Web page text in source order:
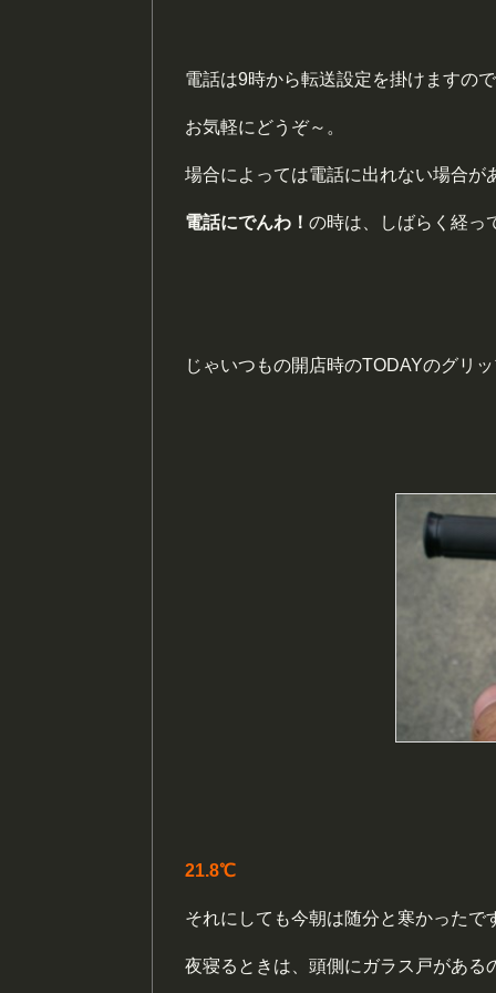
電話は9時から転送設定を掛けますの
お気軽にどうぞ～。
場合によっては電話に出れない場合が
電話にでんわ！ の時は、しばらく経っ
じゃいつもの開店時のTODAYのグリ
21.8℃
それにしても今朝は随分と寒かったで
夜寝るときは、頭側にガラス戸がある